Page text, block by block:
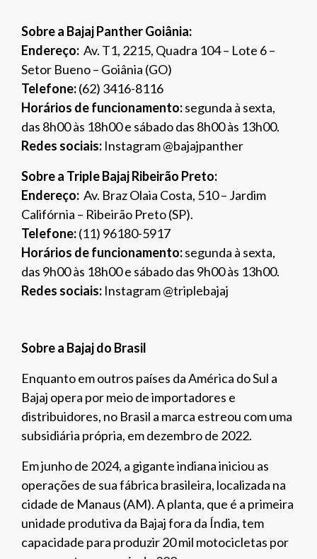
Sobre a Bajaj Panther Goiânia:
Endereço: Av. T1, 2215, Quadra 104 – Lote 6 –
Setor Bueno – Goiânia (GO)
Telefone:(62) 3416-8116
Horários de funcionamento:segunda à sexta,
das 8h00 às 18h00 e sábado das 8h00 às 13h00.
Redes sociais: Instagram @bajajpanther
Sobre a Triple Bajaj Ribeirão Preto:
Endereço: Av. Braz Olaia Costa, 510 – Jardim
Califórnia – Ribeirão Preto (SP).
Telefone:(11) 96180-5917
Horários de funcionamento:segunda à sexta,
das 9h00 às 18h00 e sábado das 9h00 às 13h00.
Redes sociais: Instagram @triplebajaj
Sobre a Bajaj do Brasil
Enquanto em outros países da América do Sul a
Bajaj opera por meio de importadores e
distribuidores, no Brasil a marca estreou com uma
subsidiária própria, em dezembro de 2022.
Em junho de 2024, a gigante indiana iniciou as
operações de sua fábrica brasileira, localizada na
cidade de Manaus (AM). A planta, que é a primeira
unidade produtiva da Bajaj fora da Índia, tem
capacidade para produzir 20 mil motocicletas por